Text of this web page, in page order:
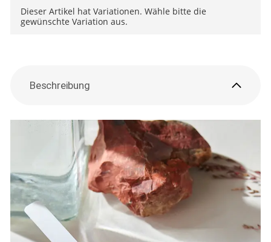
Dieser Artikel hat Variationen. Wähle bitte die
gewünschte Variation aus.
Beschreibung